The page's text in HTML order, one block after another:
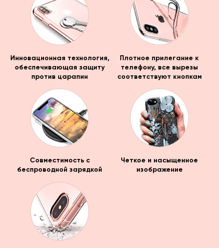
Инновационная технология,
обеспечивающая защиту
против царапин
Плотное прилегание к
телефону, все вырезы
соответствуют кнопкам
Совместимость с
беспроводной зарядкой
Четкое и насыщенное
изображение